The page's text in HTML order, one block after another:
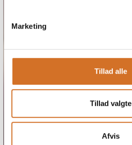
Marketing
Tillad alle
Tillad valgte
Afvis